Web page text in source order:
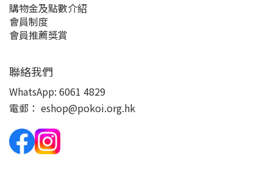
購物金及點數介紹
會員制度
會員推薦獎賞
聯絡我們
WhatsApp: 6061 4829
電郵： eshop@pokoi.org.hk